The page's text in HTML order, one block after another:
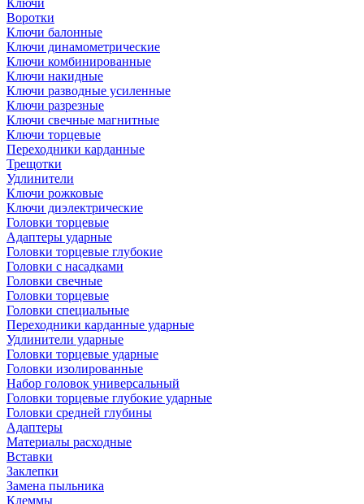
Ключи
Воротки
Ключи балонные
Ключи динамометрические
Ключи комбинированные
Ключи накидные
Ключи разводные усиленные
Ключи разрезные
Ключи свечные магнитные
Ключи торцевые
Переходники карданные
Трещотки
Удлинители
Ключи рожковые
Ключи диэлектрические
Головки торцевые
Адаптеры ударные
Головки торцевые глубокие
Головки с насадками
Головки свечные
Головки торцевые
Головки специальные
Переходники карданные ударные
Удлинители ударные
Головки торцевые ударные
Головки изолированные
Набор головок универсальный
Головки торцевые глубокие ударные
Головки средней глубины
Адаптеры
Материалы расходные
Вставки
Заклепки
Замена пыльника
Клеммы